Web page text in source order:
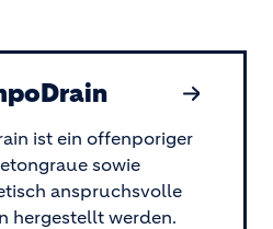
ist ein offenporiger
sowie
anspruchsvolle
hergestellt werden.